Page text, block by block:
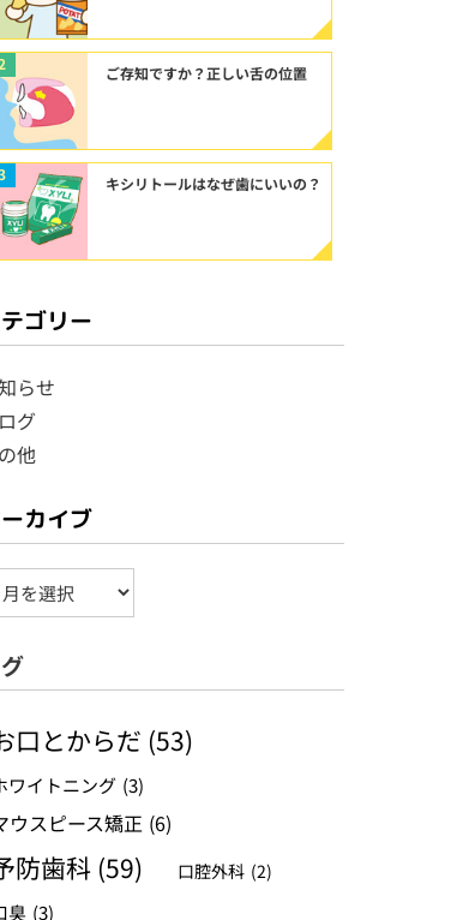
ご存知ですか？正しい舌の位置
キシリトールはなぜ歯にいいの？
ゴリー
らせ
グ
他
カイブ
口とからだ (53)
ワイトニング (3)
ウスピース矯正 (6)
防歯科 (59) 口腔外科 (2)
臭 (3)